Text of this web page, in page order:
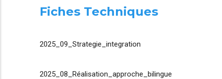
Fiches Techniques
2025_09_Strategie_integration
2025_08_Réalisation_approche_bilingue